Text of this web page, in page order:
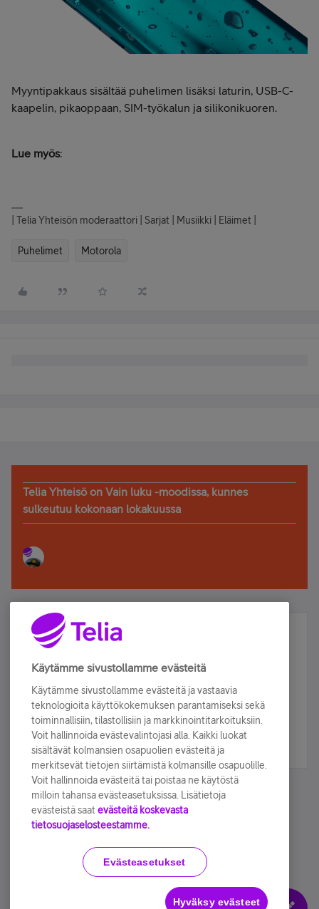
Myyntipakkaus sisältää puhelimen lisäksi laturin, USB-C-
kaapelin, pikaoppaan, SIM-työkalun ja silikonikuoren.
Lue myös:
| Telia Yhteisön moderaattori | Sarjat | Musiikki | Eläimet |
Puhelimet Motorola
Telia Yhteisö on Vain luku -moodissa, kunnes
sulkeutuu kokonaan lokakuussa
Älä jää paitsi – osallistu ja voita!
Tilaa Telian uutiskirje ja olet mukana arvonnassa.
sähköpostiisi.
Tilaa nyt
Käyttöehdot Accessibility statement
Käytämme sivustollamme evästeitä
Käytämme sivustollamme evästeitä ja vastaavia
teknologioita käyttökokemuksen parantamiseksi sekä
toiminnallisiin, tilastollisiin ja markkinointitarkoituksiin.
Voit hallinnoida evästevalintojasi alla. Kaikki luokat
sisältävät kolmansien osapuolien evästeitä ja
merkitsevät tietojen siirtämistä kolmansille osapuolille.
Voit hallinnoida evästeitä tai poistaa ne käytöstä
milloin tahansa evästeasetuksissa. Lisätietoja
evästeistä saat evästeitä koskevasta
tietosuojaselosteestamme.
Evästeasetukset
Hyväksy evästeet